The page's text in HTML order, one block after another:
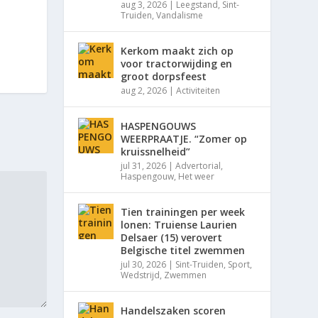
aug 3, 2026 | Leegstand, Sint-
Truiden,Vandalisme
Kerkom maakt zich op
voor tractorwijding en
groot dorpsfeest
aug 2, 2026 |Activiteiten
HASPENGOUWS
WEERPRAATJE. “Zomer op
kruissnelheid”
jul 31, 2026 |Advertorial,
Haspengouw, Het weer
Tien trainingen per week
lonen: Truiense Laurien
Delsaer (15) verovert
Belgische titel zwemmen
jul 30, 2026 | Sint-Truiden, Sport,
Wedstrijd, Zwemmen
Handelszaken scoren